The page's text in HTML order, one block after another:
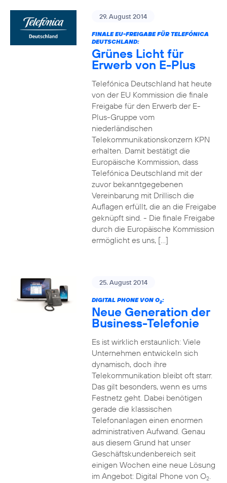
29. August 2014
FINALE EU-FREIGABE FÜR TELEFÓNICA
DEUTSCHLAND:
Grünes Licht für
Erwerb von E-Plus
Telefónica Deutschland hat heute
von der EU Kommission die finale
Freigabe für den Erwerb der E-
Plus-Gruppe vom
niederländischen
Telekommunikationskonzern KPN
erhalten. Damit bestätigt die
Europäische Kommission, dass
Telefónica Deutschland mit der
zuvor bekanntgegebenen
Vereinbarung mit Drillisch die
Auflagen erfüllt, die an die Freigabe
geknüpft sind. - Die finale Freigabe
durch die Europäische Kommission
ermöglicht es uns, […]
25. August 2014
DIGITAL PHONE VON O2:
Neue Generation der
Business-Telefonie
Es ist wirklich erstaunlich: Viele
Unternehmen entwickeln sich
dynamisch, doch ihre
Telekommunikation bleibt oft starr.
Das gilt besonders, wenn es ums
Festnetz geht. Dabei benötigen
gerade die klassischen
Telefonanlagen einen enormen
administrativen Aufwand. Genau
aus diesem Grund hat unser
Geschäftskundenbereich seit
einigen Wochen eine neue Lösung
im Angebot: Digital Phone von O2.